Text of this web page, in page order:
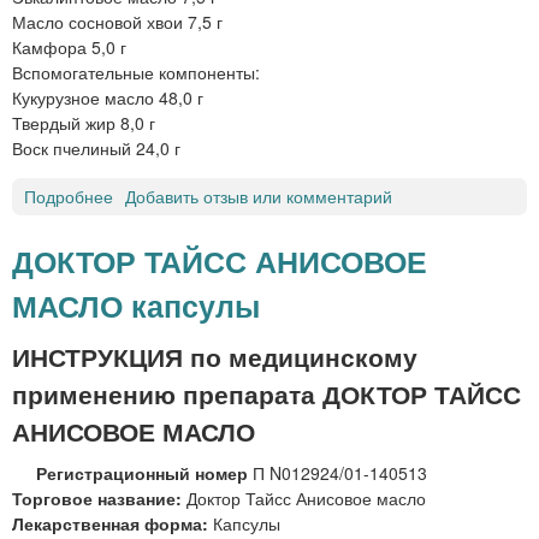
Т
П
Р
О
М
о
р
с
к
а
я
а
с
п
р
е
й
н
а
з
а
л
ь
Масло сосновой хвои 7,5 г
Камфора 5,0 г
Вспомогательные компоненты:
Кукурузное масло 48,0 г
Твердый жир 8,0 г
Воск пчелиный 24,0 г
Подробнее
к
т
о
р
Т
а
й
с
с
Э
в
Добавить отзыв или комментарий
ДОКТОР ТАЙСС АНИСОВОЕ
МАСЛО капсулы
ИНСТРУКЦИЯ по медицинскому
применению препарата ДОКТОР ТАЙСС
АНИСОВОЕ МАСЛО
Регистрационный номер П N012924/01-140513
Торговое название: Доктор Тайсс Анисовое масло
Лекарственная форма: Капсулы